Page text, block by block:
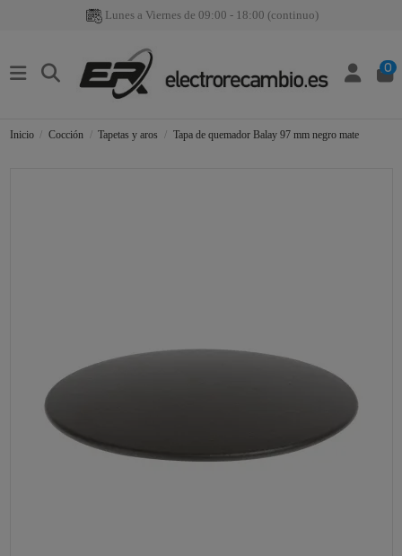
Lunes a Viernes de 09:00 - 18:00 (continuo)
0
Inicio Cocción Tapetas y aros Tapa de quemador Balay 97 mm negro mate